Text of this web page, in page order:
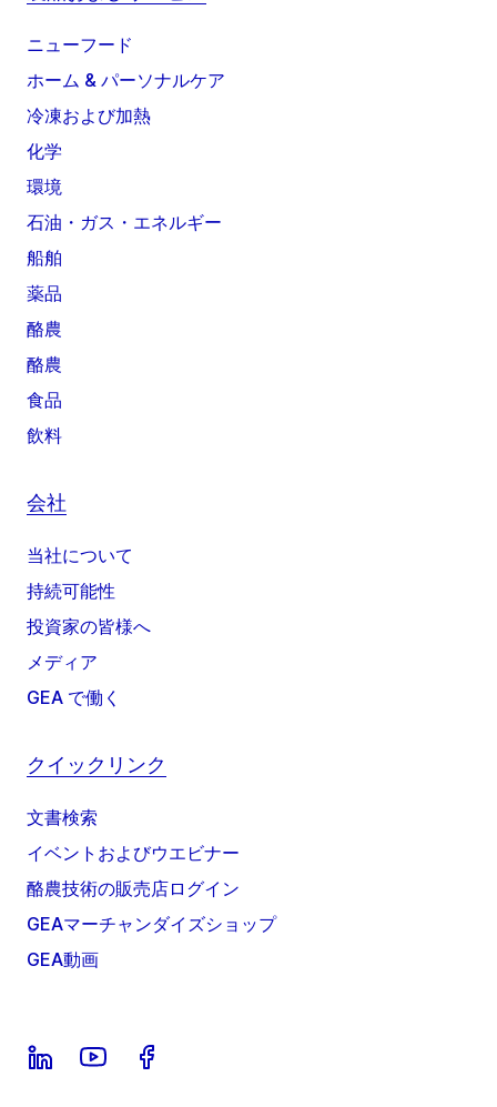
ニューフード
ホーム & パーソナルケア
冷凍および加熱
化学
環境
石油・ガス・エネルギー
船舶
薬品
酪農
酪農
食品
飲料
会社
当社について
持続可能性
投資家の皆様へ
メディア
GEA で働く
クイックリンク
文書検索
イベントおよびウエビナー
酪農技術の販売店ログイン
GEAマーチャンダイズショップ
GEA動画